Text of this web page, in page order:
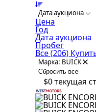
Дата аукциона
Цена
Год
Дата аукциона
Пробег
Все(206)
Марка: BUICK
Сбросить все
$0текущая